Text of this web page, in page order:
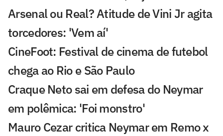
Arsenal ou Real? Atitude de Vini Jr agita
torcedores: 'Vem aí'
CineFoot: Festival de cinema de futebol
chega ao Rio e São Paulo
Craque Neto sai em defesa do Neymar
em polêmica: 'Foi monstro'
Mauro Cezar critica Neymar em Remo x